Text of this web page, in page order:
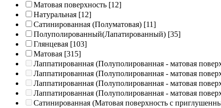
Матовая поверхность [12]
Натуральная [12]
Сатинированная (Полуматовая) [11]
Полуполированный(Лапатированный) [35]
Глянцевая [103]
Матовая [315]
Лаппатированная (Полуполированная - матовая
Лаппатированная (Полуполированная - матовая
Лаппатированная (Полуполированная - матовая
Лаппатированная (Полуполированная - матовая
Сатинированная (Матовая поверхность с